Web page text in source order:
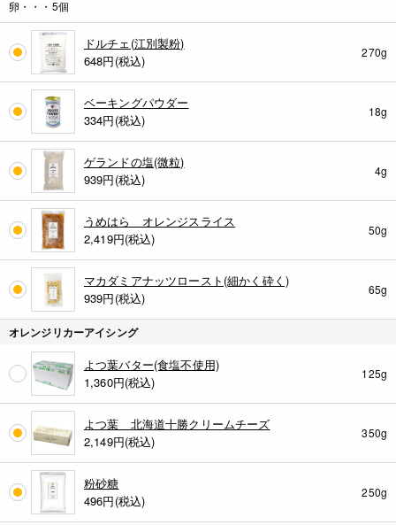
卵・・・5個
ドルチェ(江別製粉)
648円(税込)
270g
ベーキングパウダー
334円(税込)
18g
ゲランドの塩(微粒)
939円(税込)
4g
うめはら オレンジスライス
2,419円(税込)
50g
マカダミアナッツロースト(細かく砕く)
939円(税込)
65g
オレンジリカーアイシング
よつ葉バター(食塩不使用)
1,360円(税込)
125g
よつ葉 北海道十勝クリームチーズ
2,149円(税込)
350g
粉砂糖
496円(税込)
250g